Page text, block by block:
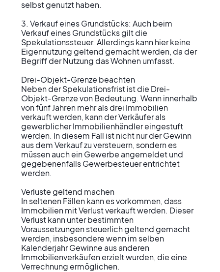
selbst genutzt haben.
3. Verkauf eines Grundstücks: Auch beim
Verkauf eines Grundstücks gilt die
Spekulationssteuer. Allerdings kann hier keine
Eigennutzung geltend gemacht werden, da der
Begriff der Nutzung das Wohnen umfasst.
Drei-Objekt-Grenze beachten
Neben der Spekulationsfrist ist die Drei-
Objekt-Grenze von Bedeutung. Wenn innerhalb
von fünf Jahren mehr als drei Immobilien
verkauft werden, kann der Verkäufer als
gewerblicher Immobilienhändler eingestuft
werden. In diesem Fall ist nicht nur der Gewinn
aus dem Verkauf zu versteuern, sondern es
müssen auch ein Gewerbe angemeldet und
gegebenenfalls Gewerbesteuer entrichtet
werden.
Verluste geltend machen
In seltenen Fällen kann es vorkommen, dass
Immobilien mit Verlust verkauft werden. Dieser
Verlust kann unter bestimmten
Voraussetzungen steuerlich geltend gemacht
werden, insbesondere wenn im selben
Kalenderjahr Gewinne aus anderen
Immobilienverkäufen erzielt wurden, die eine
Verrechnung ermöglichen.